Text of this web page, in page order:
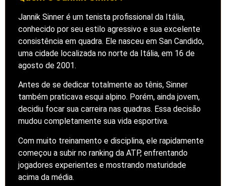
Jannik Sinner é um tenista profissional da Itália,
conhecido por seu estilo agressivo e sua excelente
consistência em quadra. Ele nasceu em San Candido,
uma cidade localizada no norte da Itália, em 16 de
agosto de 2001.
Antes de se dedicar totalmente ao tênis, Sinner
também praticava esqui alpino. Porém, ainda jovem,
decidiu focar sua carreira nas quadras. Essa decisão
mudou completamente sua vida esportiva.
Com muito treinamento e disciplina, ele rapidamente
começou a subir no ranking da ATP, enfrentando
jogadores experientes e mostrando maturidade
acima da média.